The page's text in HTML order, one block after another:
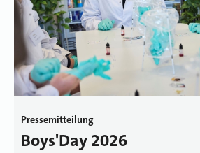
Pressemitteilung
Boys'Day 2026